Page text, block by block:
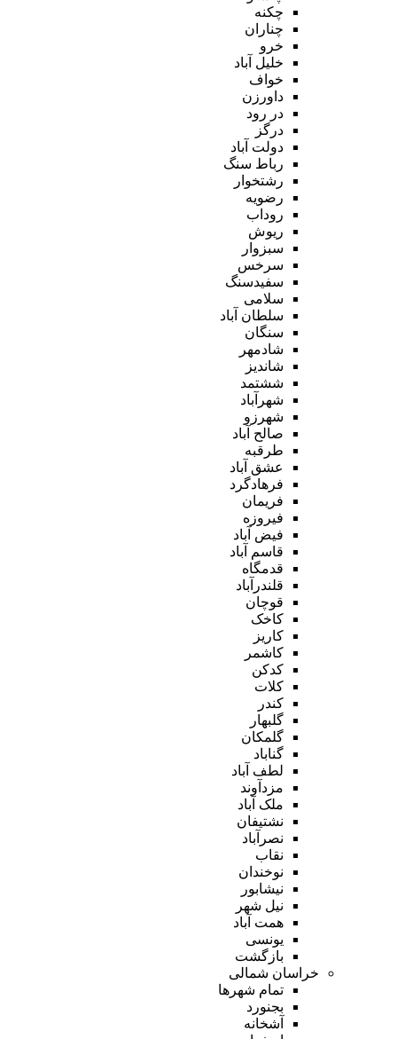
چکنه
چناران
خرو
خلیل آباد
خواف
داورزن
در رود
درگز
دولت آباد
رباط سنگ
رشتخوار
رضویه
روداب
ریوش
سبزوار
سرخس
سفیدسنگ
سلامی
سلطان آباد
سنگان
شادمهر
شاندیز
ششتمد
شهرآباد
شهرزو
صالح آباد
طرقبه
عشق آباد
فرهادگرد
فریمان
فیروزه
فیض آباد
قاسم آباد
قدمگاه
قلندرآباد
قوچان
کاخک
کاریز
کاشمر
کدکن
کلات
کندر
گلبهار
گلمکان
گناباد
لطف آباد
مزدآوند
ملک آباد
نشتیفان
نصرآباد
نقاب
نوخندان
نیشابور
نیل شهر
همت آباد
یونسی
بازگشت
خراسان شمالی
تمام شهر‌ها
بجنورد
آشخانه